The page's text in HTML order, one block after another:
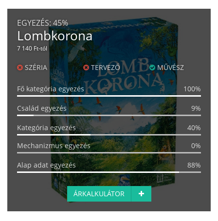
EGYEZÉS: 45%
Lombkorona
7 140 Ft-tól
SZÉRIA TERVEZŐ MŰVÉSZ
Fő kategória egyezés 100%
Család egyezés 9%
Kategória egyezés
40%
Mechanizmus egyezés
0%
Alap adat egyezés 88%
ÁRKALKULÁTOR